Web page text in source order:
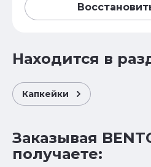
Находится в
Капкейки
Заказывая
получаете: